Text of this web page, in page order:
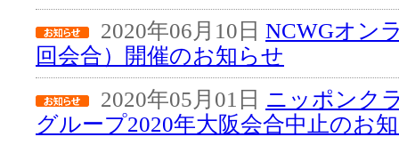
2020年06月10日 NCWGオン
回会合）開催のお知らせ
2020年05月01日 ニッポンク
グループ2020年大阪会合中止のお